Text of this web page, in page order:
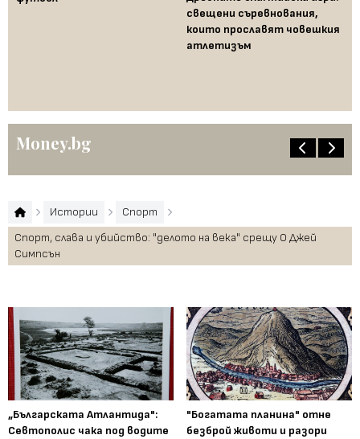
свещени съревнования,
които прославят човешкия
атлетизъм
Money.bg
Истории
Спорт
Спорт, слава и убийство: "делото на века" срещу О Джей
Симпсън
„Българската Атлантида":
Севтополис чака под водите
"Богатата планина" отне
безброй животи и разори